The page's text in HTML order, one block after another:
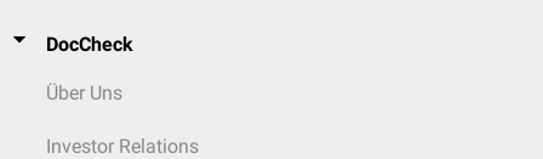
DocCheck
Über Uns
Investor Relations